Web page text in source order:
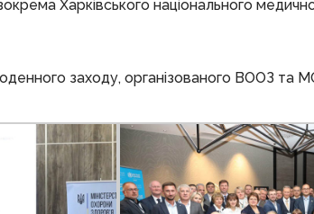
Харківського національного
заходу, організованого ВООЗ та